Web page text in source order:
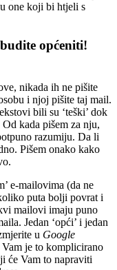
one koji bi htjeli s
općeniti!
nikada ih ne pišite
i njoj pišite taj mail.
bili su ‘teški’ dok
Od kada pišem za nju,
razumiju. Da li
Pišem onako kako
e-mailovima (da ne
puta bolji povrat i
mailovi imaju puno
Jedan ‘opći’ i jedan
u Google
je to komplicirano
će Vam to napraviti